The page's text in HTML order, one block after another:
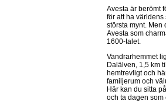
Avesta är berömt
för att ha
största mynt. Men
Avesta som
1600-talet.
Vandrarhemmet
Dalälven, 1,5 km
hemtrevligt och
familjerum och
Här kan du sitta
och ta dagen som